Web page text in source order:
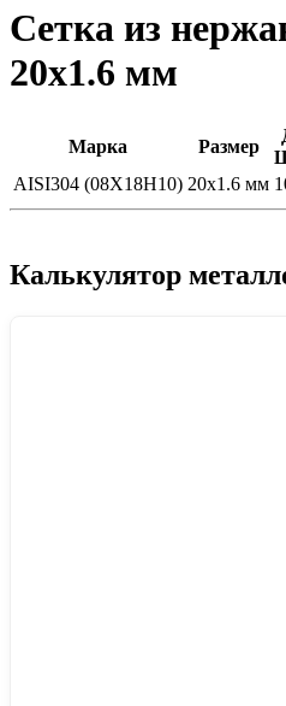
Сетка из
20x1.6 мм
Марка Размер
AISI304 (08Х18Н10) 20x1.6 мм
Калькулятор